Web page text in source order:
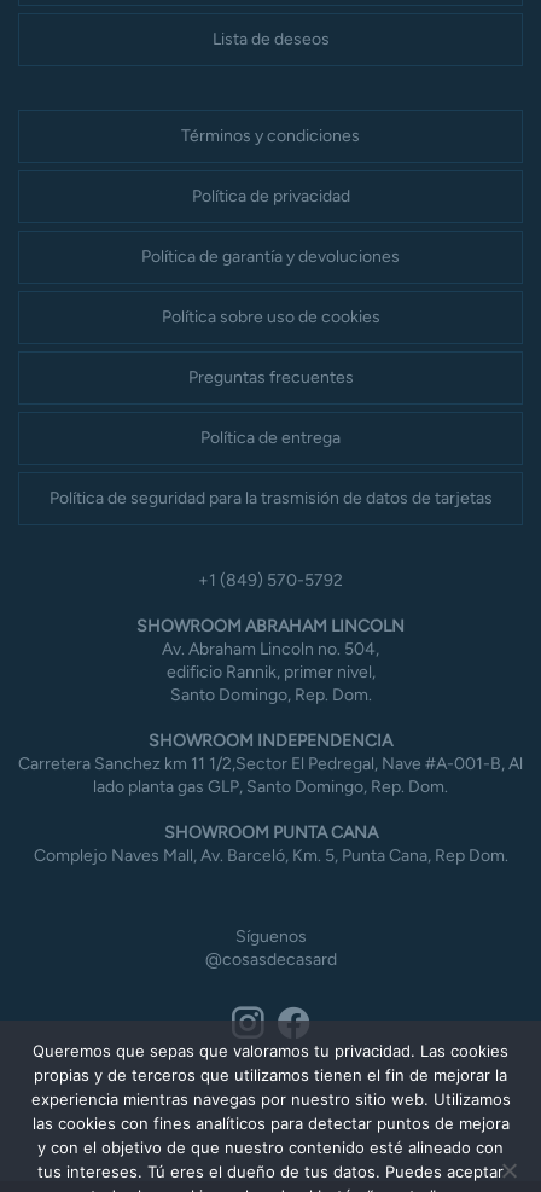
Lista de deseos
Términos y condiciones
Política de privacidad
Política de garantía y devoluciones
Política sobre uso de cookies
Preguntas frecuentes
Política de entrega
Política de seguridad para la trasmisión de datos de tarjetas
+1 (849) 570-5792
SHOWROOM ABRAHAM LINCOLN
Av. Abraham Lincoln no. 504,
edificio Rannik, primer nivel,
Santo Domingo, Rep. Dom.
SHOWROOM INDEPENDENCIA
Carretera Sanchez km 11 1/2,Sector El Pedregal, Nave #A-001-B, Al
lado planta gas GLP, Santo Domingo, Rep. Dom.
SHOWROOM PUNTA CANA
Complejo Naves Mall, Av. Barceló, Km. 5, Punta Cana, Rep Dom.
Síguenos
@cosasdecasard
Queremos que sepas que valoramos tu privacidad. Las cookies
propias y de terceros que utilizamos tienen el fin de mejorar la
experiencia mientras navegas por nuestro sitio web. Utilizamos
las cookies con fines analíticos para detectar puntos de mejora
y con el objetivo de que nuestro contenido esté alineado con
tus intereses. Tú eres el dueño de tus datos. Puedes aceptar